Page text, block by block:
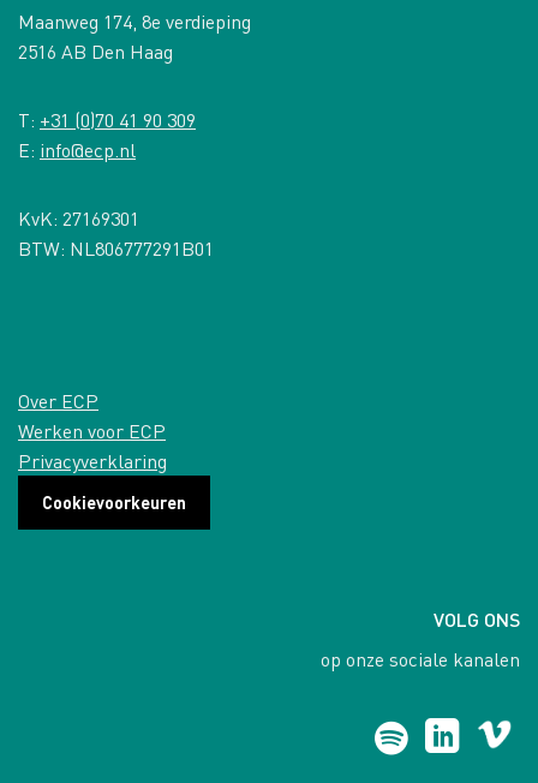
Maanweg 174, 8e verdieping
2516 AB Den Haag
T: +31 (0)70 41 90 309
E: info@ecp.nl
KvK: 27169301
BTW: NL806777291B01
Over ECP
Werken voor ECP
Privacyverklaring
Cookievoorkeuren
VOLG ONS
op onze sociale kanalen